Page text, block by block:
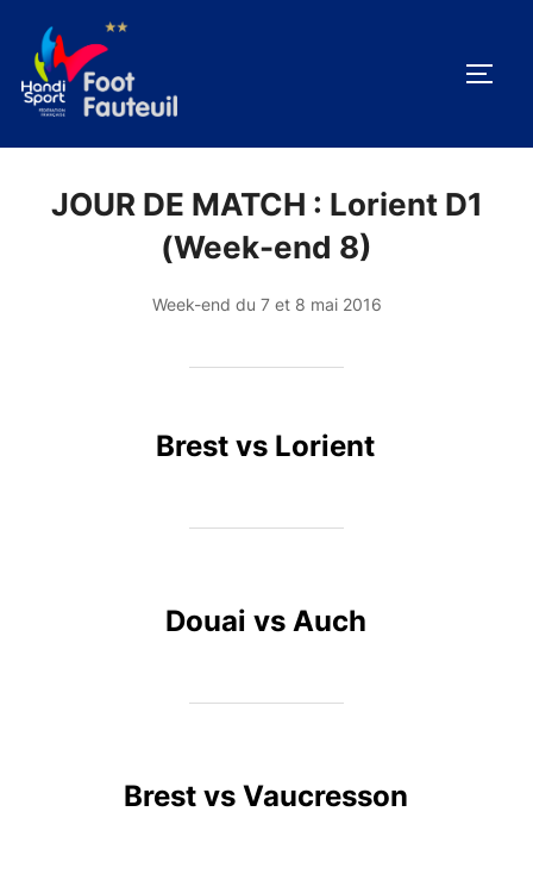
contenu
JOUR DE MATCH : Lorient D1
(Week-end 8)
Week-end du 7 et 8 mai 2016
Brest vs Lorient
Douai vs Auch
Brest vs Vaucresson